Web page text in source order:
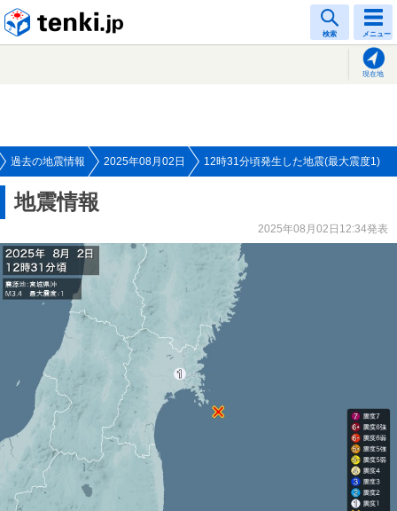
検索 メニュー
現在地
過去の地震情報 2025年08月02日 12時31分頃発生した地震(最大震度1)
地震情報
2025年08月02日12:34発表